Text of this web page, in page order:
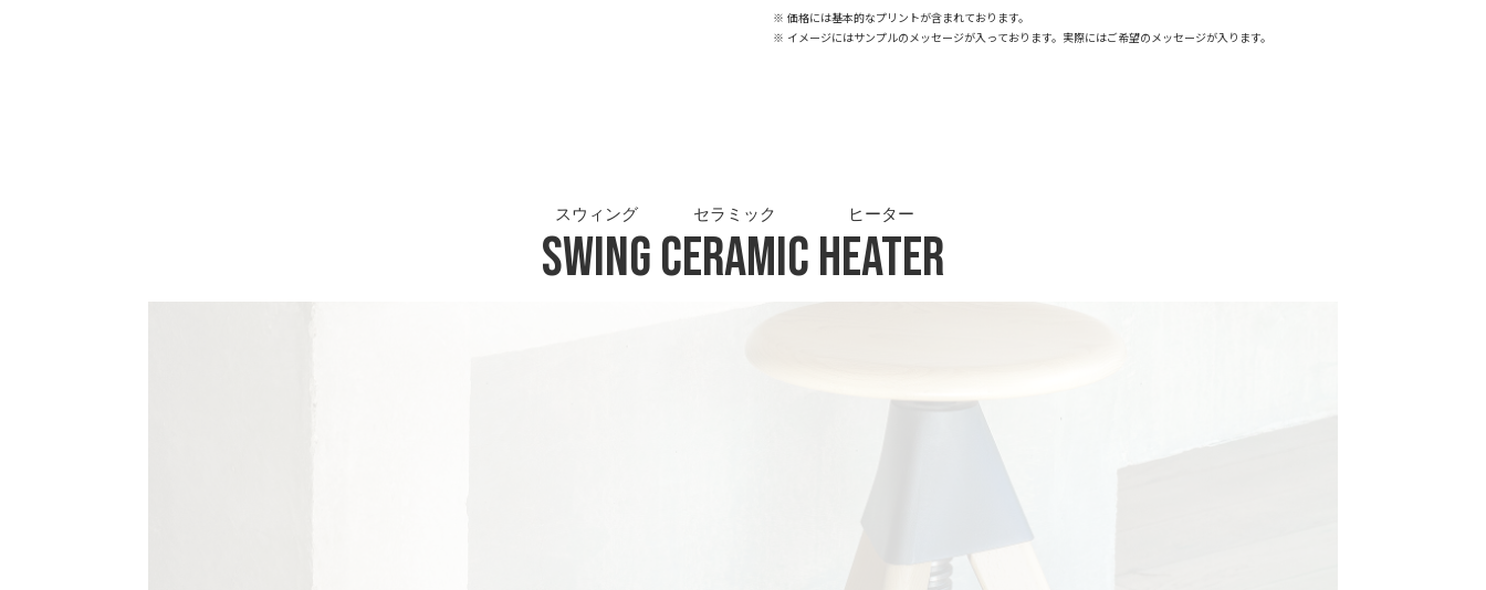
※ 価格には基本的なプリントが含まれております。
※ イメージにはサンプルのメッセージが入っております。実際にはご希望のメッセージが入ります。
Swing
スウィング
Ceramic
セラミック
Heater
ヒーター